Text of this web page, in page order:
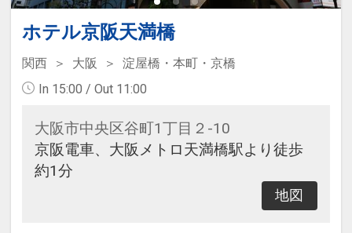
ホテル京阪天満橋
関西 大阪
淀屋橋・本町・京橋
In 15:00 / Out 11:00
大阪市中央区谷町1丁目２-10
京阪電車、大阪メトロ天満橋駅より徒歩
約1分
地図